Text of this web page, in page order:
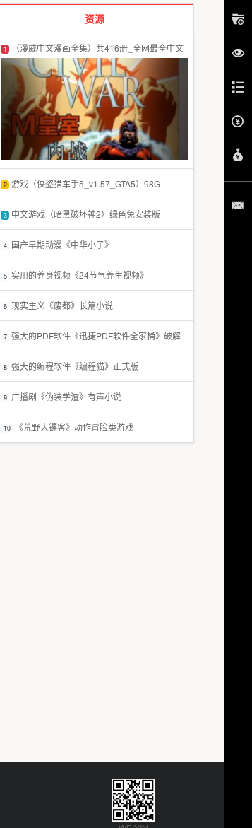
资源
1
（漫威中文漫画全集）共416册_全网最全中文
版
2 游戏（侠盗猎车手5_v1.57_GTA5）98G
3 中文游戏（暗黑破坏神2）绿色免安装版
4 国产早期动漫《中华小子》
5 实用的养身视频《24节气养生视频》
6 现实主义《废都》长篇小说
7 强大的PDF软件《迅捷PDF软件全家桶》破解
版
8 强大的编程软件《编程猫》正式版
9 广播剧《伪装学渣》有声小说
10 《荒野大镖客》动作冒险类游戏